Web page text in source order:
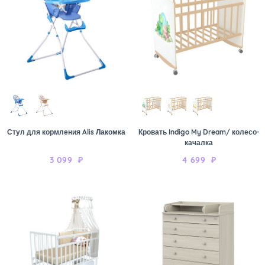
Стул для кормления Alis Лакомка
3 099 ₽
Кровать Indigo My Dream/ колесо-
качалка
4 699 ₽